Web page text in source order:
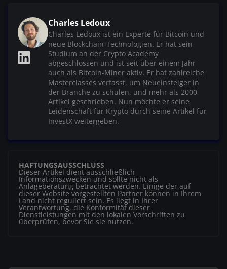
Charles Ledoux
Charles Ledoux ist ein Experte für Bitcoin und
neue Blockchain-Technologien. Er hat sein
Studium an der Crypto Academy
abgeschlossen und ist seit über einem Jahr
auch als Bitcoin-Miner aktiv. Er hat zahlreiche
Masterclasses verfasst, um Neueinsteiger in
der Branche zu schulen, und mehr als 2000
Artikel geschrieben. Nun möchte er seine
Leidenschaft für Krypto durch seine Artikel für
InvestX weitergeben.
HAFTUNGSAUSSCHLUSS
Dieser Artikel dient ausschließlich
Informationszwecken und sollte nicht als
Anlageberatung betrachtet werden. Einige der auf
dieser Website vorgestellten Partner können in Ihrem
Land nicht reguliert sein. Es liegt in Ihrer
Verantwortung, die Konformität dieser
Dienstleistungen mit den lokalen Vorschriften zu
überprüfen, bevor Sie sie nutzen.